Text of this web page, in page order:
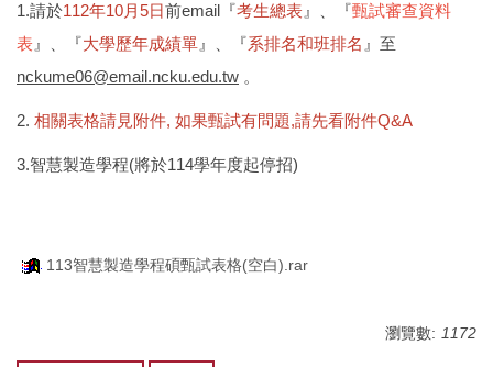
設備介紹
位置圖
1.請於112年10月5日前email『考生總表 』、『甄試審查資料
表 』、『大學歷年成績單 』、『系排名和班排名 』至
nckume06@email.ncku.edu.tw 。
2. 相關表格請見附件, 如果甄試有問題,請先看附件Q&A
3.智慧製造學程(將於114學年度起停招)
113智慧製造學程碩甄試表格(空白).rar
瀏覽數: 1172